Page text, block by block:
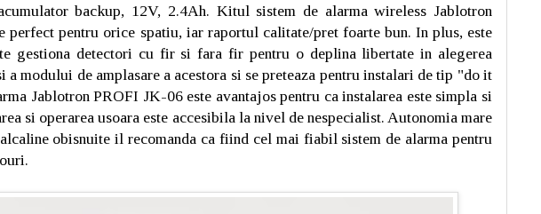
backup, 12V, 2.4Ah. Kitul sistem de alarma wireless Jablotron
perfect pentru orice spatiu, iar raportul calitate/pret foarte bun. In plus, este
gestiona detectori cu fir si fara fir pentru o deplina libertate in alegerea
a modului de amplasare a acestora si se preteaza pentru instalari de tip "do it
Jablotron PROFI JK-06 este avantajos pentru ca instalarea este simpla si
si operarea usoara este accesibila la nivel de nespecialist. Autonomia mare
obisnuite il recomanda ca fiind cel mai fiabil sistem de alarma pentru